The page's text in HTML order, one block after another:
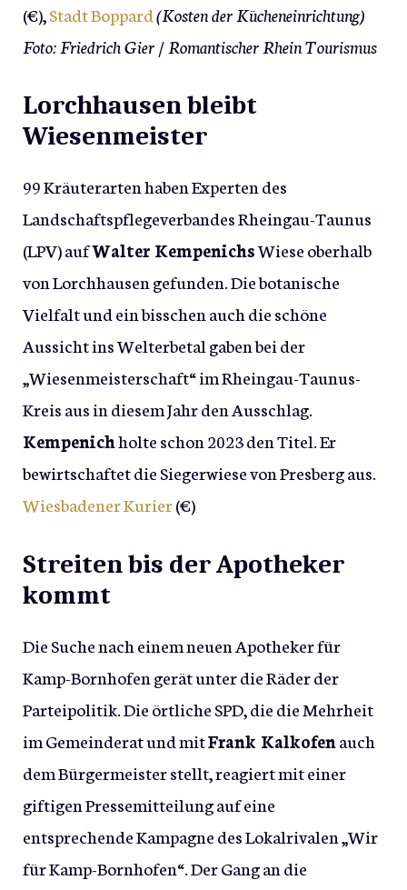
(€),Stadt Boppard(Kosten der Kücheneinrichtung)
Foto: Friedrich Gier / Romantischer Rhein Tourismus
Lorchhausen bleibt
Wiesenmeister
99 Kräuterarten haben Experten des
Landschaftspflegeverbandes Rheingau-Taunus
(LPV) aufWalter KempenichsWiese oberhalb
von Lorchhausen gefunden. Die botanische
Vielfalt und ein bisschen auch die schöne
Aussicht ins Welterbetal gaben bei der
„Wiesenmeisterschaft“ im Rheingau-Taunus-
Kreis aus in diesem Jahr den Ausschlag.
Kempenichholte schon 2023 den Titel. Er
bewirtschaftet die Siegerwiese von Presberg aus.
Wiesbadener Kurier(€)
Streiten bis der Apotheker
kommt
Die Suche nach einem neuen Apotheker für
Kamp-Bornhofen gerät unter die Räder der
Parteipolitik. Die örtliche SPD, die die Mehrheit
im Gemeinderat und mitFrank Kalkofenauch
dem Bürgermeister stellt, reagiert mit einer
giftigen Pressemitteilung auf eine
entsprechende Kampagne des Lokalrivalen „Wir
für Kamp-Bornhofen“. Der Gang an die